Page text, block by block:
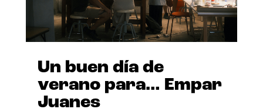
Un buen día de
verano para… Empar
Juanes